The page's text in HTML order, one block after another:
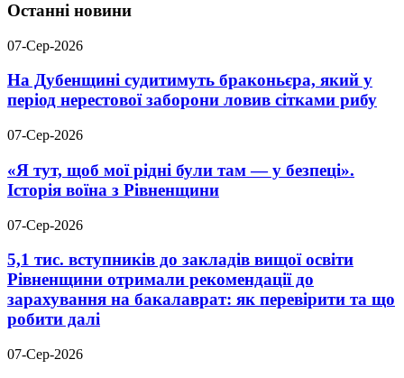
Останні новини
07-Сер-2026
На Дубенщині судитимуть браконьєра, який у
період нерестової заборони ловив сітками рибу
07-Сер-2026
«Я тут, щоб мої рідні були там — у безпеці».
Історія воїна з Рівненщини
07-Сер-2026
5,1 тис. вступників до закладів вищої освіти
Рівненщини отримали рекомендації до
зарахування на бакалаврат: як перевірити та що
робити далі
07-Сер-2026